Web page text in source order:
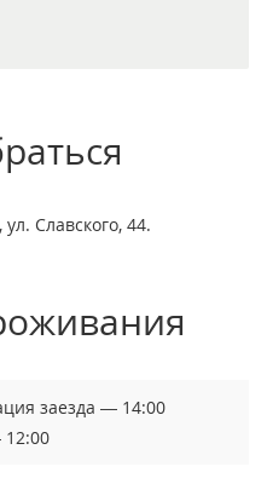
Славского, 44.
заезда — 14:00